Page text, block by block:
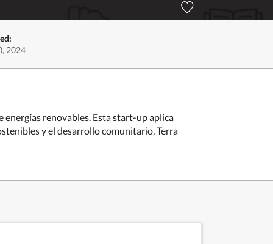
2024
energías renovables. Esta start-up aplica
y el desarrollo comunitario, Terra